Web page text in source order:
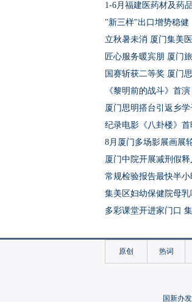
1-6月福建医药材及药
"新三样"出口增势稳
立秋暑未消 厦门集美
匠心服务暖宾朋 厦门
国赛斩获二等奖 厦门
《黎明前的战斗》首
厦门思明搭台引返乡
纪录电影《八卦楼》
8月厦门多场影展画展
厦门中院开展减刑假
常规检验报告最快半
集美区妇幼保健院母
多彩课堂开进家门口
厦门医学院退役复学
集美区打造职工子女
原创 热词
国新办